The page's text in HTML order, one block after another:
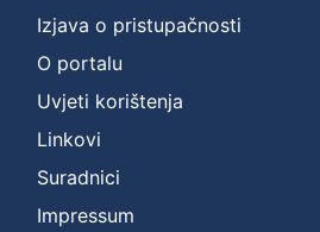
Izjava o pristupačnosti
O portalu
Uvjeti korištenja
Linkovi
Suradnici
Impressum